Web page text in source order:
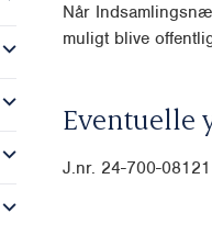
Når
muligt blive
Eventuelle
J.nr. 24-700-08121